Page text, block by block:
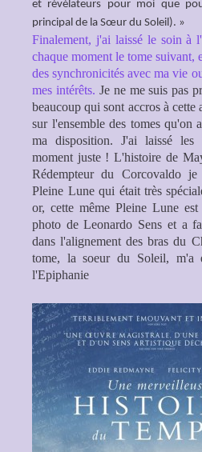
et révélateurs pour moi que
principal de la Sœur du Soleil). »
Finalement, j'ai laissé le soin à
chaque moment le tome suivant,
des synchronicités avec ma vie
mes intérêts. Je ne me suis pas
beaucoup qui sont accros à cette
sur l'ensemble des tomes qu'on
ma disposition. J'ai laissé
moment juste ! L'histoire de
Rédempteur du Corcovaldo
Pleine Lune qui était très
or, cette même Pleine Lune
photo de Leonardo Sens et a
dans l'alignement des bras du
tome, la soeur du Soleil, m'a
l'Epiphanie